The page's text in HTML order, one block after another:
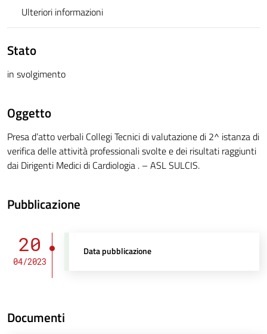
Ulteriori informazioni
Stato
in svolgimento
Oggetto
Presa d’atto verbali Collegi Tecnici di valutazione di 2^ istanza di
verifica delle attività professionali svolte e dei risultati raggiunti
dai Dirigenti Medici di Cardiologia . – ASL SULCIS.
Pubblicazione
20
04/2023
Data pubblicazione
Documenti